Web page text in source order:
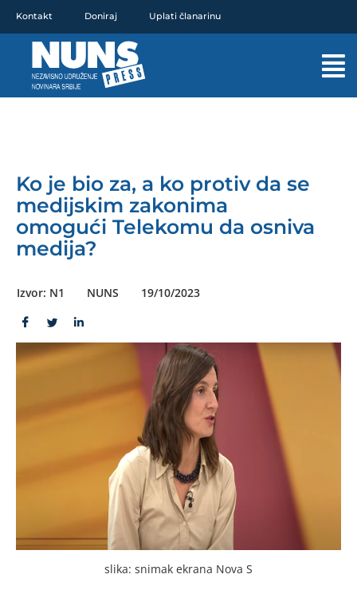
sadržaj
Kontakt Doniraj Uplati članarinu
Ko je bio za, a ko protiv da se
medijskim zakonima
omogući Telekomu da osniva
medija?
Izvor: N1 NUNS 19/10/2023
slika: snimak ekrana Nova S